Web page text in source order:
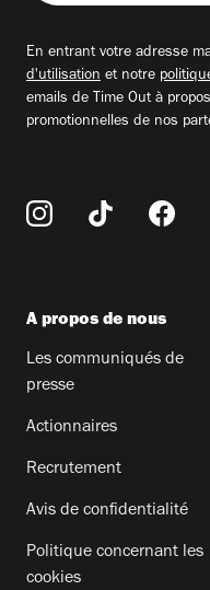
adresse
En entrant votre adresse
d'utilisation et notre
emails de Time Out à
promotionnelles de nos
A propos de nous
Les communiqués de
presse
Actionnaires
Recrutement
Avis de confidentialité
Politique concernant les
cookies